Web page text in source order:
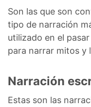
Son las que son
tipo de narración
utilizado en el
para narrar mitos y
Narración
Estas son las